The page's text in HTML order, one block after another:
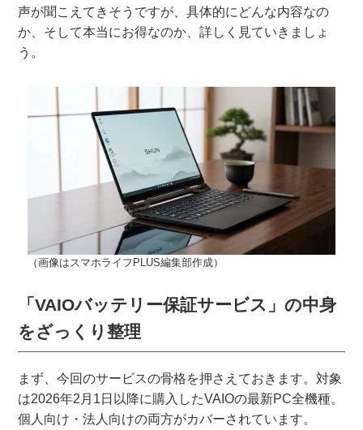
声が聞こえてきそうですが、具体的にどんな内容なの
か、そして本当にお得なのか、詳しく見ていきましょ
う。
（画像はスマホライフPLUS編集部作成）
「VAIOバッテリー保証サービス」の中身
をざっくり整理
まず、今回のサービスの骨格を押さえておきます。対象
は2026年2月1日以降に購入したVAIOの最新PC全機種。
個人向け・法人向けの両方がカバーされています。